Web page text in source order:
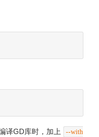
译GD库时，加上
--with